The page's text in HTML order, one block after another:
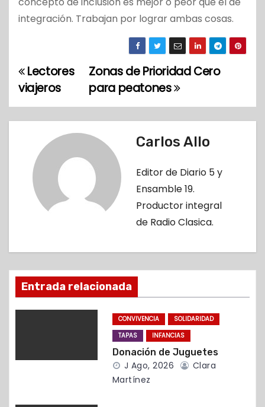
integración. Trabajan por lograr ambas cosas.
N
a
v
i
ó
n
n
Zonas de Prioridad Cero
para peatones
Lectores
viajeros
Carlos Allo
Editor de Diario 5 y
Ensamble 19.
Productor integral
de Radio Clasica.
Entrada relacionada
CONVIVENCIA
SOLIDARIDAD
TAPAS
INFANCIAS
Donación de Juguetes
J Ago, 2026
Clara
Martínez